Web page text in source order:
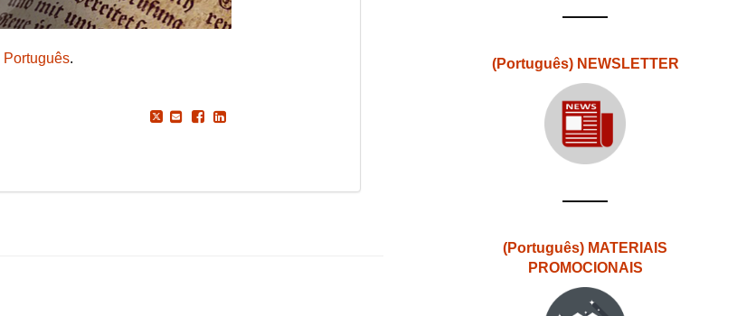
Português. (Português) NEWSLETTER
(Português) MATERIAIS
PROMOCIONAIS